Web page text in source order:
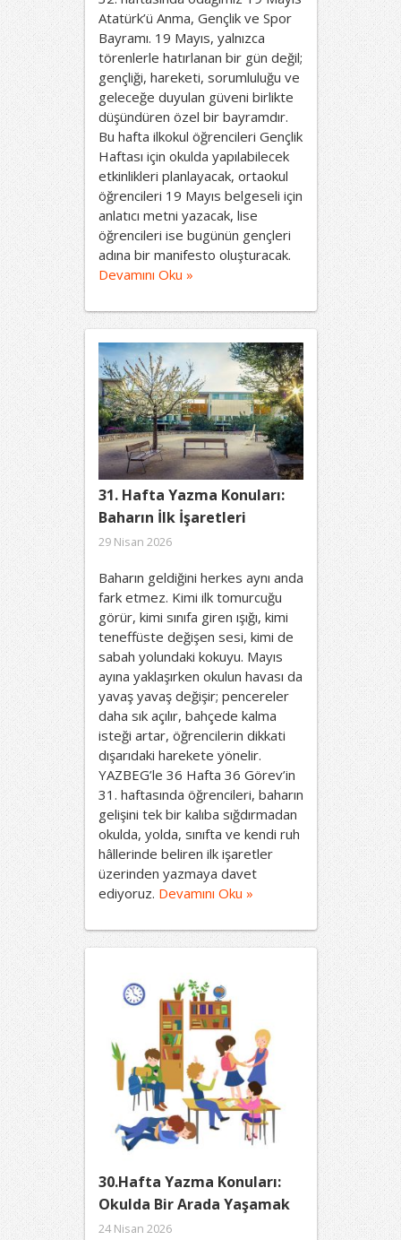
Atatürk’ü Anma, Gençlik ve Spor
Bayramı. 19 Mayıs, yalnızca
törenlerle hatırlanan bir gün değil;
gençliği, hareketi, sorumluluğu ve
geleceğe duyulan güveni birlikte
düşündüren özel bir bayramdır.
Bu hafta ilkokul öğrencileri Gençlik
Haftası için okulda yapılabilecek
etkinlikleri planlayacak, ortaokul
öğrencileri 19 Mayıs belgeseli için
anlatıcı metni yazacak, lise
öğrencileri ise bugünün gençleri
adına bir manifesto oluşturacak.
Devamını Oku »
31. Hafta Yazma Konuları:
Baharın İlk İşaretleri
29 Nisan 2026
Baharın geldiğini herkes aynı anda
fark etmez. Kimi ilk tomurcuğu
görür, kimi sınıfa giren ışığı, kimi
teneffüste değişen sesi, kimi de
sabah yolundaki kokuyu. Mayıs
ayına yaklaşırken okulun havası da
yavaş yavaş değişir; pencereler
daha sık açılır, bahçede kalma
isteği artar, öğrencilerin dikkati
dışarıdaki harekete yönelir.
YAZBEG’le 36 Hafta 36 Görev’in
31. haftasında öğrencileri, baharın
gelişini tek bir kalıba sığdırmadan
okulda, yolda, sınıfta ve kendi ruh
hâllerinde beliren ilk işaretler
üzerinden yazmaya davet
ediyoruz. Devamını Oku »
30.Hafta Yazma Konuları:
Okulda Bir Arada Yaşamak
24 Nisan 2026